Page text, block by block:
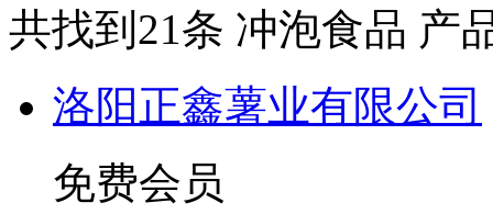
共找到 21条 冲泡食品 产
洛阳正鑫薯业有限公司
免费会员